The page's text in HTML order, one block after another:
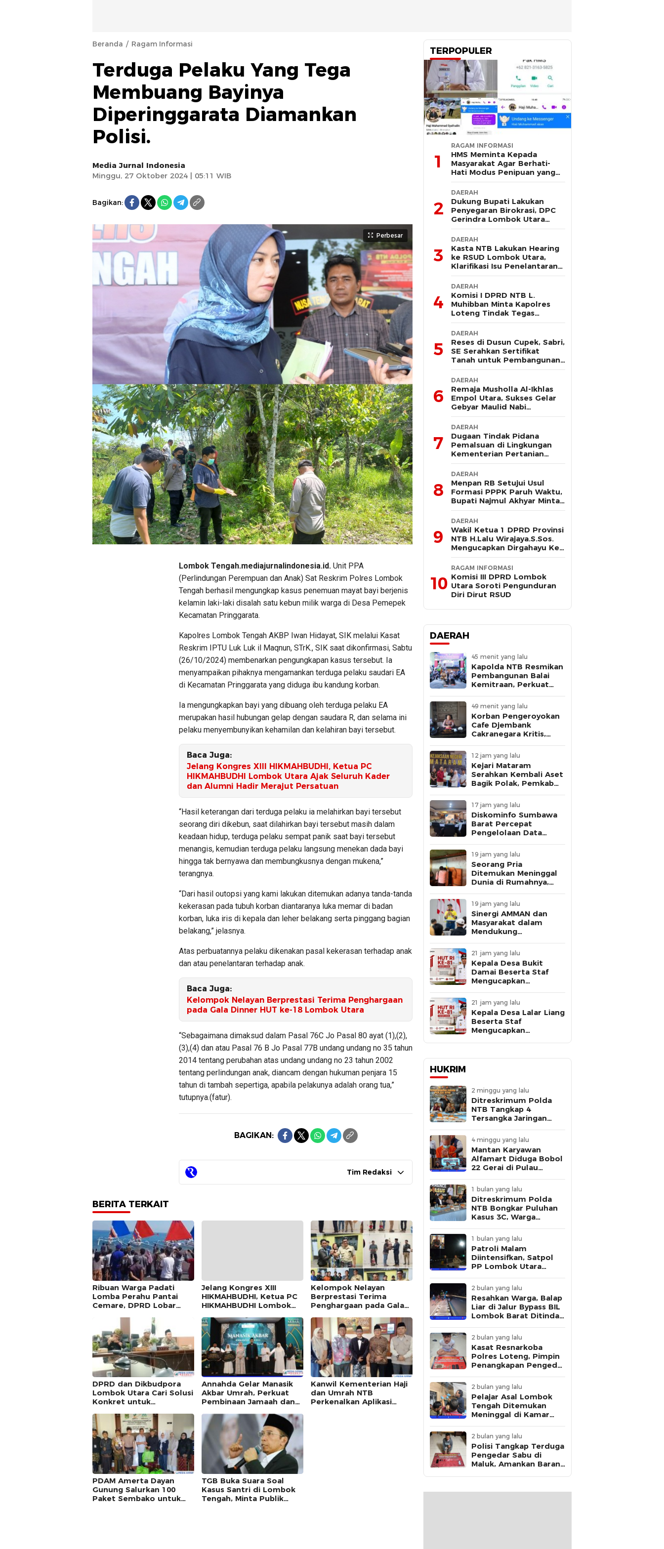
Beranda Ragam Informasi
Terduga Pelaku Yang Tega
Membuang Bayinya
Diperinggarata Diamankan
Polisi.
Media Jurnal Indonesia
Minggu, 27 Oktober 2024 | 05:11 WIB
Bagikan:
Perbesar
Lombok Tengah.mediajurnalindonesia.id. Unit PPA
(Perlindungan Perempuan dan Anak) Sat Reskrim Polres Lombok
Tengah berhasil mengungkap kasus penemuan mayat bayi berjenis
kelamin laki-laki disalah satu kebun milik warga di Desa Pemepek
Kecamatan Pringgarata.
Kapolres Lombok Tengah AKBP Iwan Hidayat, SIK melalui Kasat
Reskrim IPTU Luk Luk il Maqnun, STrK., SIK saat dikonfirmasi, Sabtu
(26/10/2024) membenarkan pengungkapan kasus tersebut. Ia
menyampaikan pihaknya mengamankan terduga pelaku saudari EA
di Kecamatan Pringgarata yang diduga ibu kandung korban.
Ia mengungkapkan bayi yang dibuang oleh terduga pelaku EA
merupakan hasil hubungan gelap dengan saudara R, dan selama ini
pelaku menyembunyikan kehamilan dan kelahiran bayi tersebut.
Baca Juga:
Jelang Kongres XIII HIKMAHBUDHI, Ketua PC
HIKMAHBUDHI Lombok Utara Ajak Seluruh Kader
dan Alumni Hadir Merajut Persatuan
“Hasil keterangan dari terduga pelaku ia melahirkan bayi tersebut
seorang diri dikebun, saat dilahirkan bayi tersebut masih dalam
keadaan hidup, terduga pelaku sempat panik saat bayi tersebut
menangis, kemudian terduga pelaku langsung menekan dada bayi
hingga tak bernyawa dan membungkusnya dengan mukena,”
terangnya.
“Dari hasil outopsi yang kami lakukan ditemukan adanya tanda-tanda
kekerasan pada tubuh korban diantaranya luka memar di badan
korban, luka iris di kepala dan leher belakang serta pinggang bagian
belakang,” jelasnya.
Atas perbuatannya pelaku dikenakan pasal kekerasan terhadap anak
dan atau penelantaran terhadap anak.
Baca Juga:
Kelompok Nelayan Berprestasi Terima Penghargaan
pada Gala Dinner HUT ke-18 Lombok Utara
“Sebagaimana dimaksud dalam Pasal 76C Jo Pasal 80 ayat (1),(2),
(3),(4) dan atau Pasal 76 B Jo Pasal 77B undang undang no 35 tahun
2014 tentang perubahan atas undang undang no 23 tahun 2002
tentang perlindungan anak, diancam dengan hukuman penjara 15
tahun di tambah sepertiga, apabila pelakunya adalah orang tua,”
tutupnya.(fatur).
BAGIKAN:
Tim Redaksi
BERITA TERKAIT
Ribuan Warga Padati
Lomba Perahu Pantai
Cemare, DPRD Lobar
Wisata dan Festival
Bahari NTB
Jelang Kongres XIII
HIKMAHBUDHI, Ketua PC
HIKMAHBUDHI Lombok
dan Alumni Hadir Merajut
Persatuan
Kelompok Nelayan
Berprestasi Terima
Penghargaan pada Gala
Lombok Utara
DPRD dan Dikbudpora
Lombok Utara Cari Solusi
Konkret untuk
Tabungan Siswa SDN 1
Sigar Penjalin
Annahda Gelar Manasik
Akbar Umrah, Perkuat
Pembinaan Jamaah dan
Manasik Haji di NTB
Kanwil Kementerian Haji
dan Umrah NTB
Perkenalkan Aplikasi
PDAM Amerta Dayan
Gunung Salurkan 100
Paket Sembako untuk
TGB Buka Suara Soal
Kasus Santri di Lombok
Tengah, Minta Publik
TERPOPULER
1
RAGAM INFORMASI
HMS Meminta Kepada
Masyarakat Agar Berhati-
Hati Modus Penipuan yang
Mengatasnamakan Dirinya
2
DAERAH
Dukung Bupati Lakukan
Penyegaran Birokrasi, DPC
Gerindra Lombok Utara
Sebut Tak Ada Pelanggaran
3
DAERAH
Kasta NTB Lakukan Hearing
ke RSUD Lombok Utara,
Klarifikasi Isu Penelantaran
Ibu Hamil
4
DAERAH
Komisi I DPRD NTB L.
Muhibban Minta Kapolres
Loteng Tindak Tegas
Premanisme DC PT. LNI
5
DAERAH
Reses di Dusun Cupek, Sabri,
SE Serahkan Sertifikat
Tanah untuk Pembangunan
Musholla
6
DAERAH
Remaja Musholla Al-Ikhlas
Empol Utara, Sukses Gelar
Gebyar Maulid Nabi
Muhammad Saw
7
DAERAH
Dugaan Tindak Pidana
Pemalsuan di Lingkungan
Kementerian Pertanian
Kembali Mencuat, Saksi
Kunci Mangkir Panggilan
Polisi
8
DAERAH
Menpan RB Setujui Usul
Formasi PPPK Paruh Waktu,
Bupati Najmul Akhyar Minta
Non ASN Segera Lengkapi
Dokumen
9
DAERAH
Wakil Ketua 1 DPRD Provinsi
NTB H.Lalu Wirajaya.S.Sos.
Mengucapkan Dirgahayu Ke-
80 Lombok Tengah
Masmirah
10
RAGAM INFORMASI
Komisi III DPRD Lombok
Utara Soroti Pengunduran
Diri Dirut RSUD
DAERAH
45 menit yang lalu
Kapolda NTB Resmikan
Pembangunan Balai
Kemitraan, Perkuat
Desa Meninting
49 menit yang lalu
Korban Pengeroyokan
Cafe Djembank
Cakranegara Kritis,
Darah, Polsek
Sandubaya Buru Para
Pelaku.
12 jam yang lalu
Kejari Mataram
Serahkan Kembali Aset
Bagik Polak, Pemkab
untuk PAD
17 jam yang lalu
Diskominfo Sumbawa
Barat Percepat
Pengelolaan Data
melalui E-WALIDATA
SIPD-RI
19 jam yang lalu
Seorang Pria
Ditemukan Meninggal
Dunia di Rumahnya,
Penyelidikan
19 jam yang lalu
Sinergi AMMAN dan
Masyarakat dalam
Mendukung
yang Aman dan
Berkelanjutan
21 jam yang lalu
Kepala Desa Bukit
Damai Beserta Staf
Mengucapkan
Indonesia ke – 81 tahun
21 jam yang lalu
Kepala Desa Lalar Liang
Beserta Staf
Mengucapkan
HUKRIM
2 minggu yang lalu
Ditreskrimum Polda
NTB Tangkap 4
Tersangka Jaringan
4 minggu yang lalu
Mantan Karyawan
Alfamart Diduga Bobol
22 Gerai di Pulau
Modus Pelaku
1 bulan yang lalu
Ditreskrimum Polda
NTB Bongkar Puluhan
Kasus 3C, Warga
Kewaspadaan
1 bulan yang lalu
Patroli Malam
Diintensifkan, Satpol
PP Lombok Utara
Remaja di Kawasan
Kantor Bupati
2 bulan yang lalu
Resahkan Warga, Balap
Liar di Jalur Bypass BIL
Lombok Barat Ditindak
2 bulan yang lalu
Kasat Resnarkoba
Polres Loteng, Pimpin
Penangkapan Pengedar
Mataram di Praya
2 bulan yang lalu
Pelajar Asal Lombok
Tengah Ditemukan
Meninggal di Kamar
Komunikasi Terakhir
Korban
2 bulan yang lalu
Polisi Tangkap Terduga
Pengedar Sabu di
Maluk, Amankan Barang